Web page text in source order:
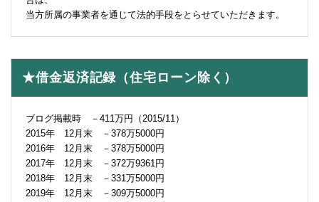
当方所属の事業者を通じて法的手段をとらせていただきます。
★借金返済記録（住宅ローン除く）
ブログ掲載時 －411万円（2015/11）
2015年 12月末 －378万5000円
2016年 12月末 －378万5000円
2017年 12月末 －372万9361円
2018年 12月末 －331万5000円
2019年 12月末 －309万5000円